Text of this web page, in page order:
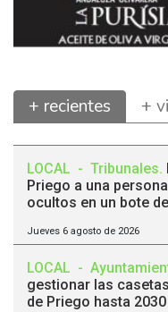
+ recientes +
LOCAL - Tribunales.
Priego a una
ocultos en un bote
Jueves 6 agosto de 2026
LOCAL -
gestionar las
de Priego hasta 2030